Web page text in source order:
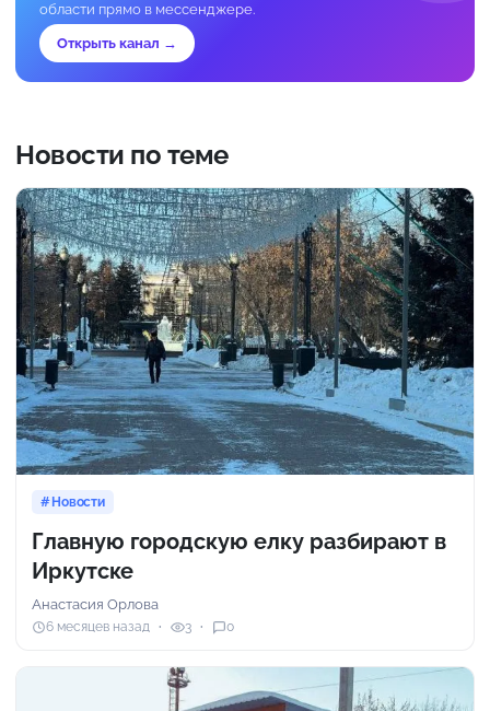
области прямо в мессенджере.
Открыть канал →
Новости по теме
Новости
Главную городскую елку разбирают в
Иркутске
Анастасия Орлова
6 месяцев назад 3 0